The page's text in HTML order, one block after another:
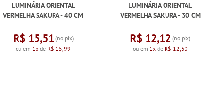
LUMINÁRIA ORIENTAL
VERMELHA SAKURA - 40 CM
R$ 15,51 (no pix)
ou em 1x de R$ 15,99
LUMINÁRIA ORIENTAL
VERMELHA SAKURA - 30 CM
R$ 12,12 (no pix)
ou em 1xde R$ 12,50